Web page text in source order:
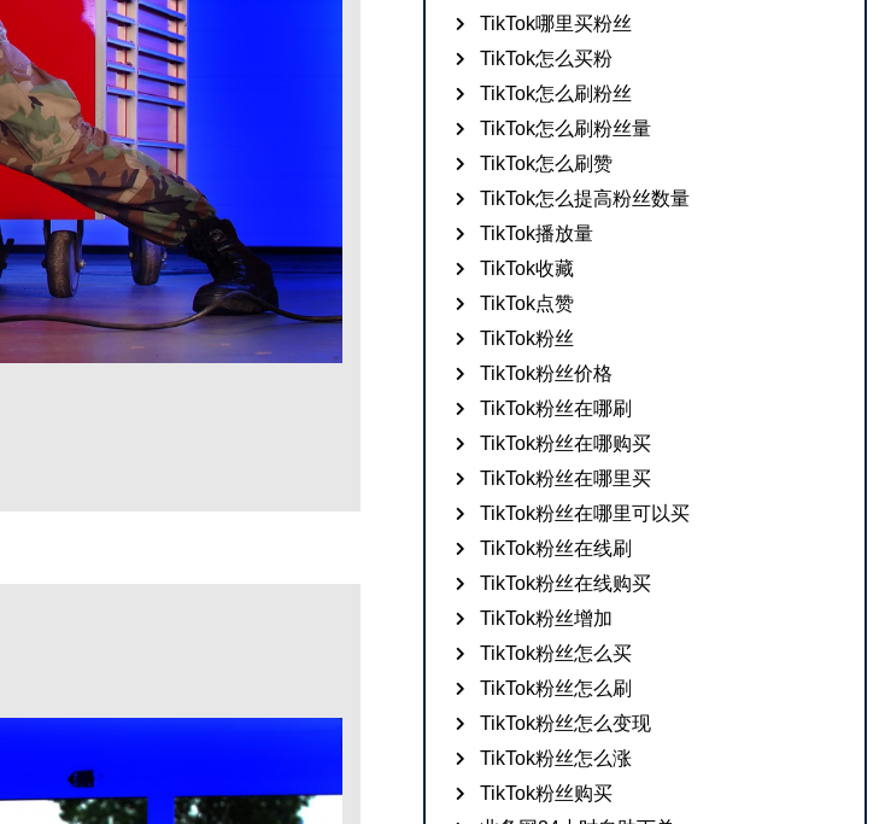
TikTok哪里买粉丝
TikTok怎么买粉
TikTok怎么刷粉丝
TikTok怎么刷粉丝量
TikTok怎么刷赞
TikTok怎么提高粉丝数量
TikTok播放量
TikTok收藏
TikTok点赞
TikTok粉丝
TikTok粉丝价格
TikTok粉丝在哪刷
TikTok粉丝在哪购买
TikTok粉丝在哪里买
TikTok粉丝在哪里可以买
TikTok粉丝在线刷
TikTok粉丝在线购买
TikTok粉丝增加
TikTok粉丝怎么买
TikTok粉丝怎么刷
TikTok粉丝怎么变现
TikTok粉丝怎么涨
TikTok粉丝购买